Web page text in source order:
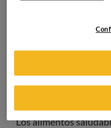
¿Cuáles son
saludables?
Los alimentos